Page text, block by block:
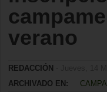
verano
REDACCIÓN
ARCHIVADO EN: